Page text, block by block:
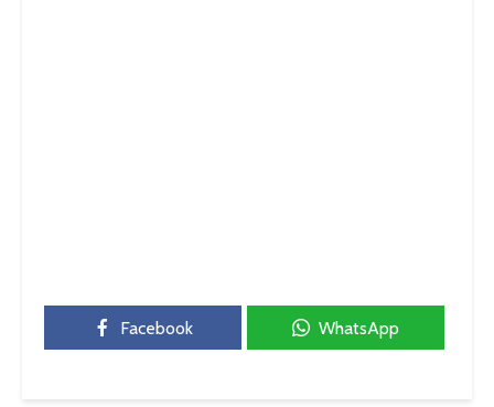
Facebook WhatsApp